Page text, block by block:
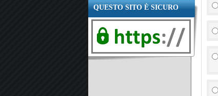
QUESTO SITO È SICURO